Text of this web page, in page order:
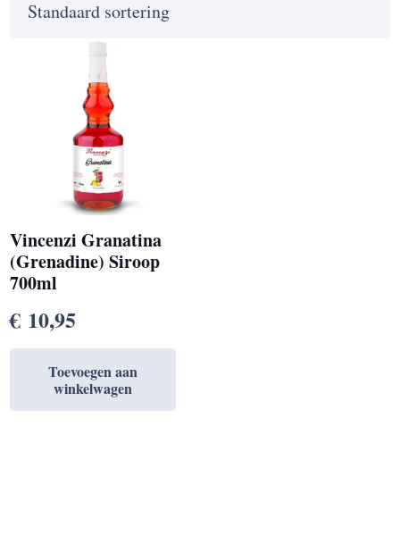
Vincenzi Granatina
(Grenadine) Siroop
700ml
€ 10,95
Toevoegen aan
winkelwagen